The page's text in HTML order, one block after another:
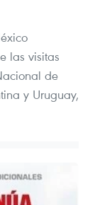
las visitas
de
y Uruguay,